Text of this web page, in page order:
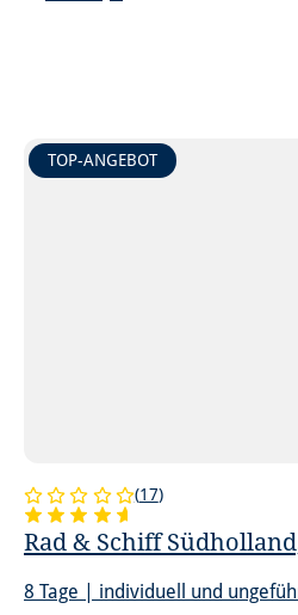
TOP-ANGEBOT
Rad & Schiff
(17)
8 Tage | individuell und